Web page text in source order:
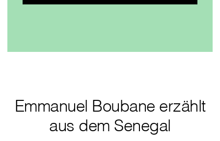
Emmanuel Boubane erzählt
aus dem Senegal